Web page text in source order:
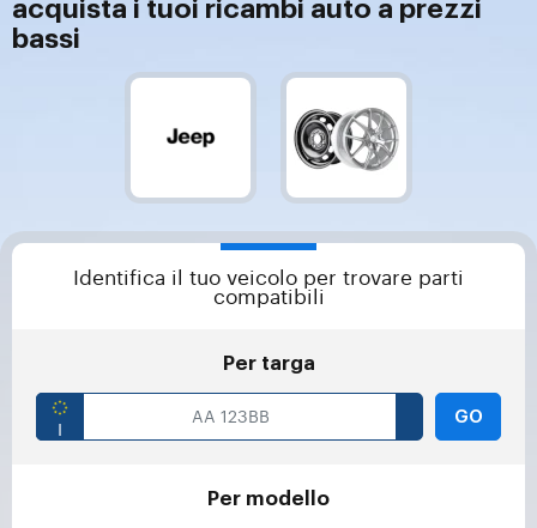
acquista i tuoi ricambi auto a prezzi
bassi
Identifica il tuo veicolo per trovare parti
compatibili
Per targa
GO
Per modello